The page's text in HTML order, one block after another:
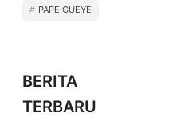
PAPE GUEYE
BERITA
TERBARU